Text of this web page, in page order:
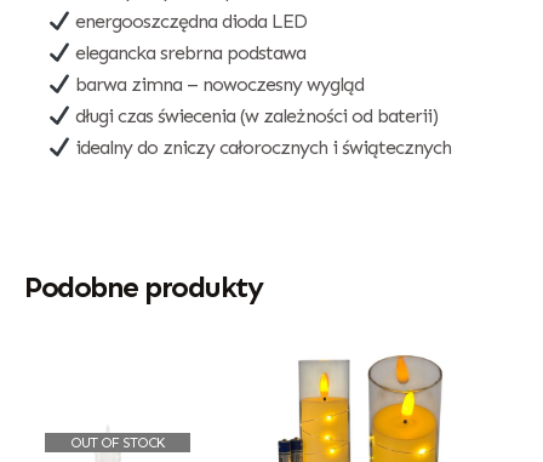
energooszczędna dioda LED
elegancka srebrna podstawa
barwa zimna – nowoczesny wygląd
długi czas świecenia (w zależności od baterii)
idealny do zniczy całorocznych i świątecznych
Podobne produkty
OUT OF STOCK